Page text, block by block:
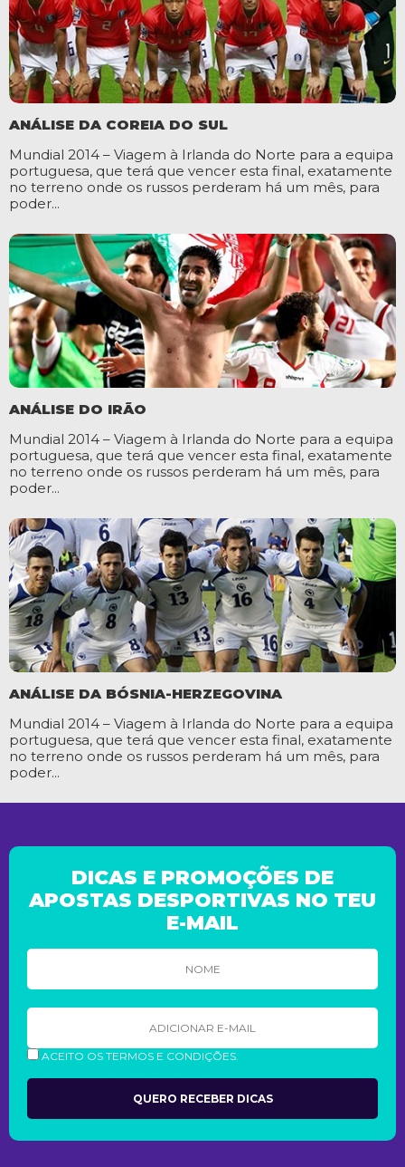
ANÁLISE DA COREIA DO SUL
Mundial 2014 – Viagem à Irlanda do Norte para a equipa
portuguesa, que terá que vencer esta final, exatamente
no terreno onde os russos perderam há um mês, para
poder...
ANÁLISE DO IRÃO
Mundial 2014 – Viagem à Irlanda do Norte para a equipa
portuguesa, que terá que vencer esta final, exatamente
no terreno onde os russos perderam há um mês, para
poder...
ANÁLISE DA BÓSNIA-HERZEGOVINA
Mundial 2014 – Viagem à Irlanda do Norte para a equipa
portuguesa, que terá que vencer esta final, exatamente
no terreno onde os russos perderam há um mês, para
poder...
DICAS E PROMOÇÕES DE
APOSTAS DESPORTIVAS NO TEU
E-MAIL
ACEITO OS TERMOS E CONDIÇÕES.